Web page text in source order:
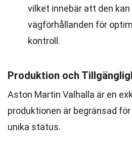
vilket innebär att den
vägförhållanden för
kontroll.
Produktion och
Aston Martin Valhalla är en
produktionen är begränsad
unika status.